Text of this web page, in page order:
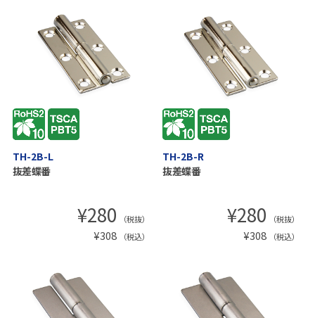
TH-2B-L
抜差蝶番
¥280 （税抜）
¥308 （税込）
TH-2B-R
抜差蝶番
¥280 （税抜）
¥308 （税込）